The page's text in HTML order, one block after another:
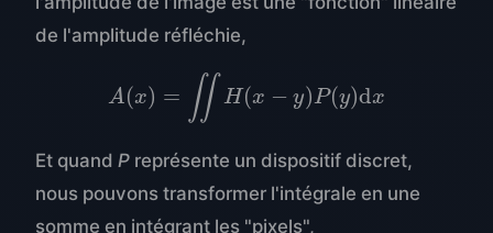
de l'amplitude réfléchie,
A(x) = ∬ H(x − y)P(y)dx
∬H
Et quand P représente un dispositif discret,
nous pouvons transformer l'intégrale en une
somme en intégrant les "pixels",